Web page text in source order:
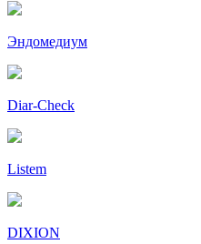
Эндомедиум
Diar-Cheсk
Listem
DIXION